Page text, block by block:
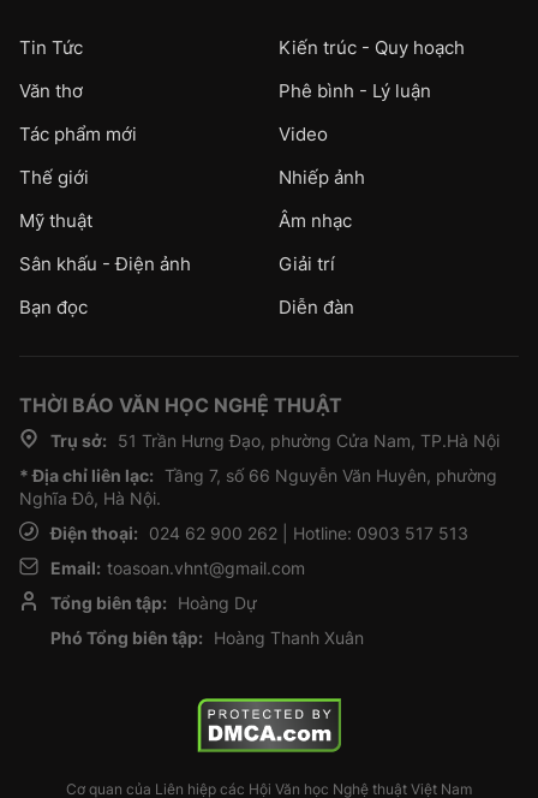
Tin Tức
Kiến trúc - Quy hoạch
Văn thơ
Phê bình - Lý luận
Tác phẩm mới
Video
Thế giới
Nhiếp ảnh
Mỹ thuật
Âm nhạc
Sân khấu - Điện ảnh
Giải trí
Bạn đọc
Diễn đàn
THỜI BÁO VĂN HỌC NGHỆ THUẬT
Trụ sở:
51 Trần Hưng Đạo, phường Cửa Nam, TP.Hà Nội
* Địa chỉ liên lạc: Tầng 7, số 66 Nguyễn Văn Huyên, phường
Nghĩa Đô, Hà Nội.
Điện thoại:
024 62 900 262 | Hotline: 0903 517 513
Email: toasoan.vhnt@gmail.com
Tổng biên tập:
Hoàng Dự
Phó Tổng biên tập:
Hoàng Thanh Xuân
Cơ quan của Liên hiệp các Hội Văn học Nghệ thuật Việt Nam